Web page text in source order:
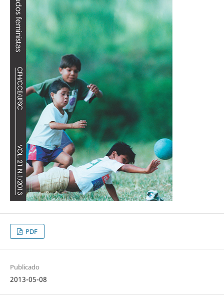
PDF
Publicado
2013-05-08